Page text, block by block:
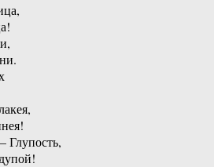
Глупость,